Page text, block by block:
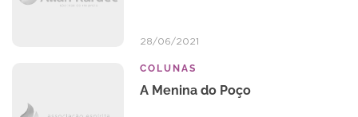
28/06/2021
COLUNAS
A Menina do Poço